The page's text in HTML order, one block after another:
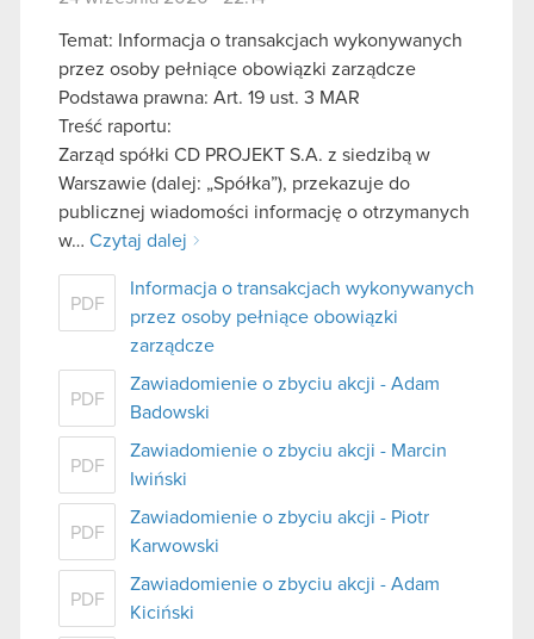
Temat: Informacja o transakcjach wykonywanych
przez osoby pełniące obowiązki zarządcze
Podstawa prawna: Art. 19 ust. 3 MAR
Treść raportu:
Zarząd spółki CD PROJEKT S.A. z siedzibą w
Warszawie (dalej: „Spółka”), przekazuje do
publicznej wiadomości informację o otrzymanych
w… Czytaj dalej
PDF
Informacja o transakcjach wykonywanych
przez osoby pełniące obowiązki
zarządcze
PDF
Zawiadomienie o zbyciu akcji - Adam
Badowski
PDF
Zawiadomienie o zbyciu akcji - Marcin
Iwiński
PDF
Zawiadomienie o zbyciu akcji - Piotr
Karwowski
PDF
Zawiadomienie o zbyciu akcji - Adam
Kiciński